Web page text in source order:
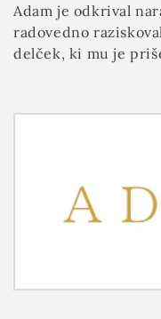
Adam je odkrival
radovedno
delček, ki mu je